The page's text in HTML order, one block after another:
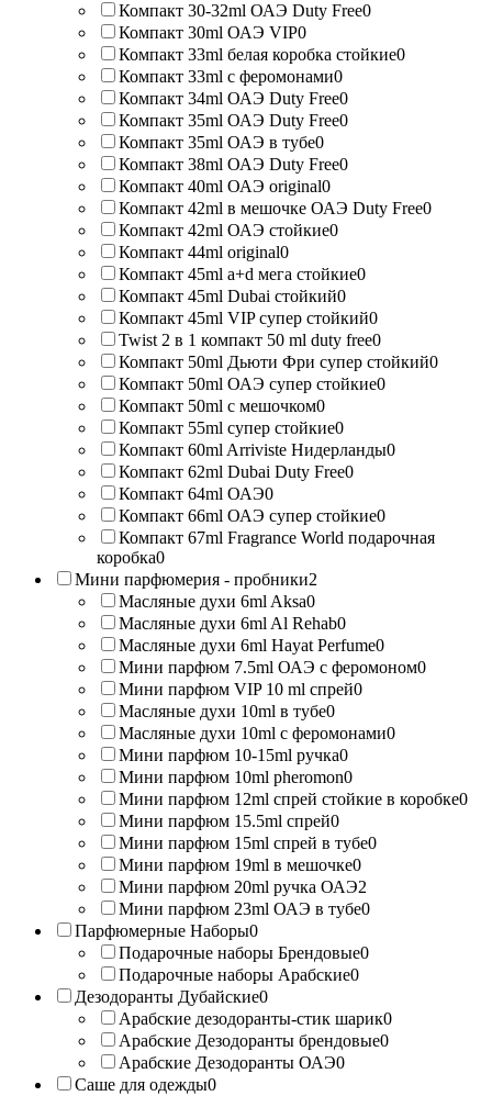
Компакт 30-32ml ОАЭ Duty Free0
Компакт 30ml ОАЭ VIP0
Компакт 33ml белая коробка стойкие0
Компакт 33ml с феромонами0
Компакт 34ml ОАЭ Duty Free0
Компакт 35ml ОАЭ Duty Free0
Компакт 35ml ОАЭ в тубе0
Компакт 38ml ОАЭ Duty Free0
Компакт 40ml ОАЭ original0
Компакт 42ml в мешочке ОАЭ Duty Free0
Компакт 42ml ОАЭ стойкие0
Компакт 44ml original0
Компакт 45ml a+d мега стойкие0
Компакт 45ml Dubai стойкий0
Компакт 45ml VIP супер стойкий0
Twist 2 в 1 компакт 50 ml duty free0
Компакт 50ml Дьюти Фри супер стойкий0
Компакт 50ml ОАЭ супер стойкие0
Компакт 50ml с мешочком0
Компакт 55ml супер стойкие0
Компакт 60ml Arriviste Нидерланды0
Компакт 62ml Dubai Duty Free0
Компакт 64ml ОАЭ0
Компакт 66ml ОАЭ супер стойкие0
Компакт 67ml Fragrance World подарочная
коробка0
Мини парфюмерия - пробники2
Масляные духи 6ml Aksa0
Масляные духи 6ml Al Rehab0
Масляные духи 6ml Hayat Perfume0
Мини парфюм 7.5ml ОАЭ с феромоном0
Мини парфюм VIP 10 ml спрей0
Масляные духи 10ml в тубе0
Масляные духи 10ml с феромонами0
Мини парфюм 10-15ml ручка0
Мини парфюм 10ml pheromon0
Мини парфюм 12ml спрей стойкие в коробке0
Мини парфюм 15.5ml спрей0
Мини парфюм 15ml спрей в тубе0
Мини парфюм 19ml в мешочке0
Мини парфюм 20ml ручка ОАЭ2
Мини парфюм 23ml ОАЭ в тубе0
Парфюмерные Наборы0
Подарочные наборы Брендовые0
Подарочные наборы Арабские0
Дезодоранты Дубайские0
Арабские дезодоранты-стик шарик0
Арабские Дезодоранты брендовые0
Арабские Дезодоранты ОАЭ0
Саше для одежды0